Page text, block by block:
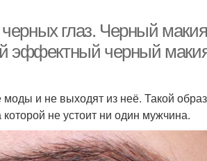
глаз. Черный
эффектный черный
и не выходят из неё. Такой
не устоит ни один мужчина.